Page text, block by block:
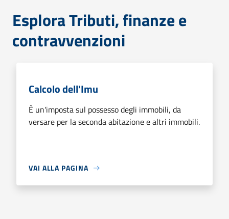
Esplora Tributi, finanze e
contravvenzioni
Calcolo dell'Imu
È un'imposta sul possesso degli immobili, da
versare per la seconda abitazione e altri immobili.
VAI ALLA PAGINA